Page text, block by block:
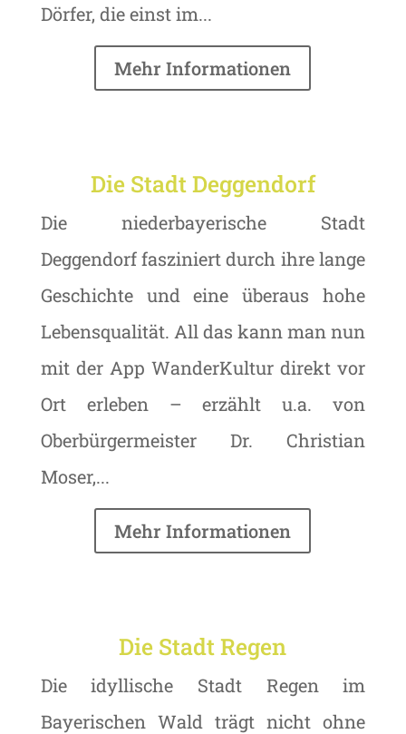
Dörfer, die einst im...
Mehr Informationen
Die Stadt Deggendorf
Die niederbayerische Stadt
Deggendorf fasziniert durch ihre lange
Geschichte und eine überaus hohe
Lebensqualität. All das kann man nun
mit der App WanderKultur direkt vor
Ort erleben – erzählt u.a. von
Oberbürgermeister Dr. Christian
Moser,...
Mehr Informationen
Die Stadt Regen
Die idyllische Stadt Regen im
Bayerischen Wald trägt nicht ohne